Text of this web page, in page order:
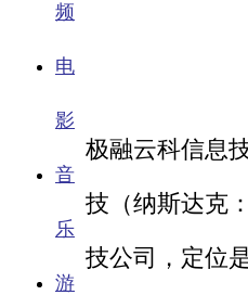
频
电
影
音
乐
游
极融云科信息
技（纳斯达克
技公司，定位